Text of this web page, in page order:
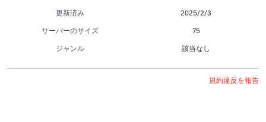
更新済み
2025/2/3
サーバーのサイズ
75
ジャンル
該当なし
規約違反を報告